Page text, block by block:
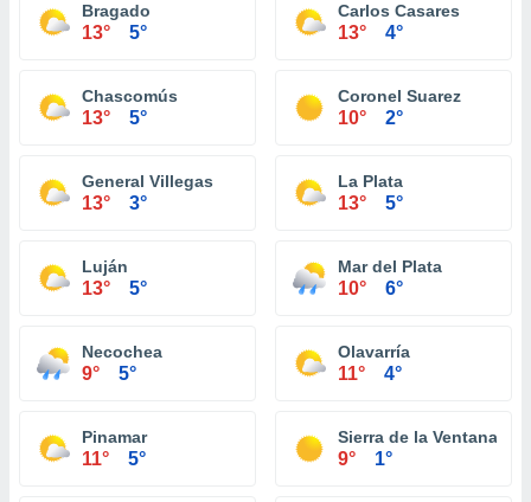
Bragado
13° 5°
Carlos Casares
13° 4°
Chascomús
13° 5°
Coronel Suarez
10° 2°
General Villegas
13° 3°
La Plata
13° 5°
Luján
13° 5°
Mar del Plata
10° 6°
Necochea
9° 5°
Olavarría
11° 4°
Pinamar
11° 5°
Sierra de la Ventana
9° 1°